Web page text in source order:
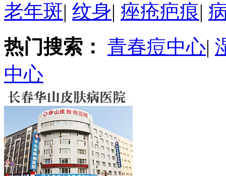
老年斑| 纹身| 痤疮疤痕|
热门搜索： 青春痘中心|
中心